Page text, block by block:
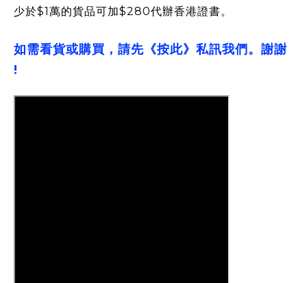
少於$1萬的貨品可加$280代辦香港證書。
如需看貨或購買，請先《按此》私訊我們。謝謝
!